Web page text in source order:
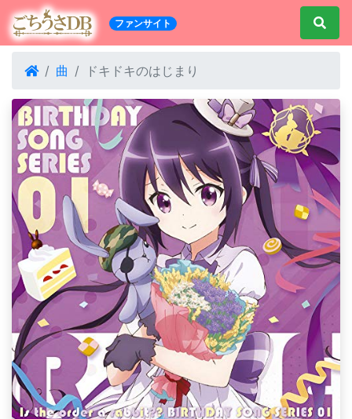
ファンサイト
曲 ドキドキのはじまり